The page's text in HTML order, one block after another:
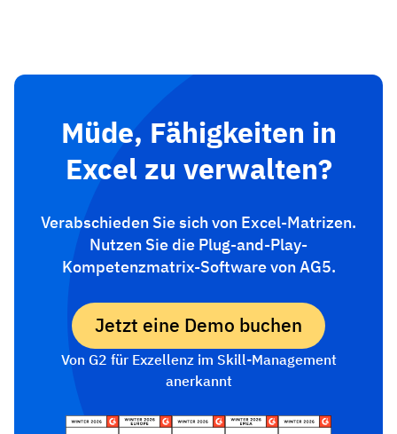
Müde, Fähigkeiten in
Excel zu verwalten?
Verabschieden Sie sich von Excel-Matrizen.
Nutzen Sie die Plug-and-Play-
Kompetenzmatrix-Software von AG5.
Jetzt eine Demo buchen
Von G2 für Exzellenz im Skill-Management
anerkannt